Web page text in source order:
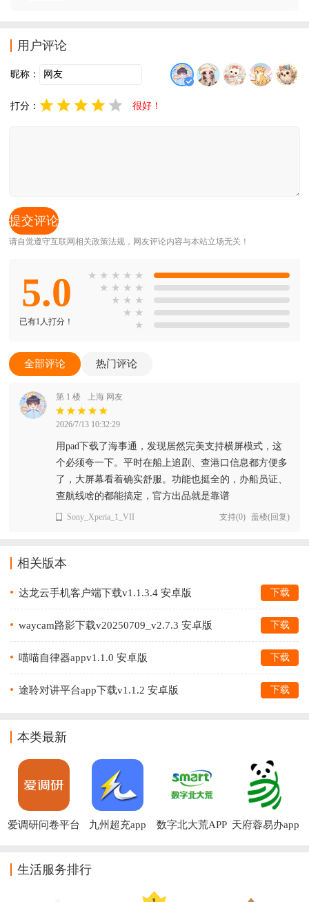
用户评论
昵称：
打分： 很好！
请自觉遵守互联网相关政策法规，网友评论内容与本站立场无关！
5.0
已有1人打分！
★ ★ ★ ★ ★
★ ★ ★ ★
★ ★ ★
★ ★
★
全部评论 热门评论
第 1 楼 上海 网友
2026/7/13 10:32:29
用pad下载了海事通，发现居然完美支持横屏模式，这
个必须夸一下。平时在船上追剧、查港口信息都方便多
了，大屏幕看着确实舒服。功能也挺全的，办船员证、
查航线啥的都能搞定，官方出品就是靠谱
Sony_Xperia_1_VII 支持(0) 盖楼(回复)
相关版本
达龙云手机客户端下载v1.1.3.4 安卓版 下载
waycam路影下载v20250709_v2.7.3 安卓版 下载
喵喵自律器appv1.1.0 安卓版 下载
途聆对讲平台app下载v1.1.2 安卓版 下载
本类最新
爱调研问卷平台 九州超充app 数字北大荒APP 天府蓉易办app
生活服务排行